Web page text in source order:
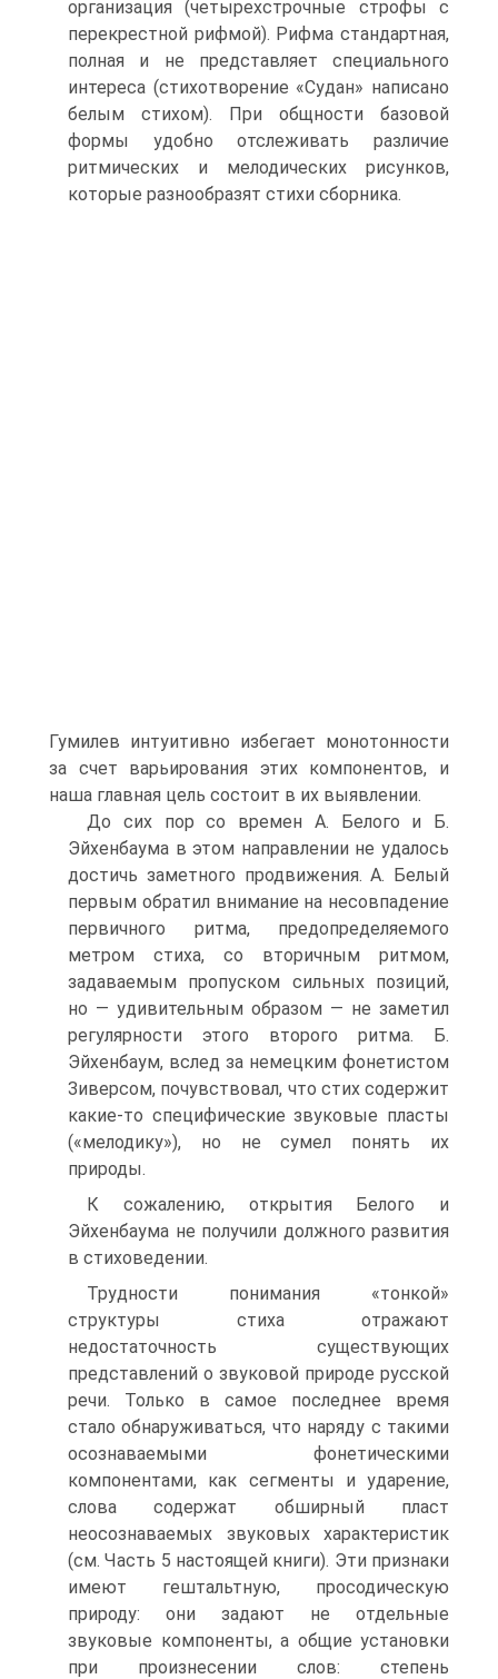
организация (четырехстрочные строфы с
перекрестной рифмой). Рифма стандартная,
полная и не представляет специального
интереса (стихотворение «Судан» написано
белым стихом). При общности базовой
формы удобно отслеживать различие
ритмических и мелодических рисунков,
которые разнообразят стихи сборника.
Гумилев интуитивно избегает монотонности
за счет варьирования этих компонентов, и
наша главная цель состоит в их выявлении.
До сих пор со времен А. Белого и Б.
Эйхенбаума в этом направлении не удалось
достичь заметного продвижения. А. Белый
первым обратил внимание на несовпадение
первичного ритма, предопределяемого
метром стиха, со вторичным ритмом,
задаваемым пропуском сильных позиций,
но — удивительным образом — не заметил
регулярности этого второго ритма. Б.
Эйхенбаум, вслед за немецким фонетистом
Зиверсом, почувствовал, что стих содержит
какие-то специфические звуковые пласты
(«мелодику»), но не сумел понять их
природы.
К сожалению, открытия Белого и
Эйхенбаума не получили должного развития
в стиховедении.
Трудности понимания «тонкой»
структуры стиха отражают
недостаточность существующих
представлений о звуковой природе русской
речи. Только в самое последнее время
стало обнаруживаться, что наряду с такими
осознаваемыми фонетическими
компонентами, как сегменты и ударение,
слова содержат обширный пласт
неосознаваемых звуковых характеристик
(см. Часть 5 настоящей книги). Эти признаки
имеют гештальтную, просодическую
природу: они задают не отдельные
звуковые компоненты, а общие установки
при произнесении слов: степень